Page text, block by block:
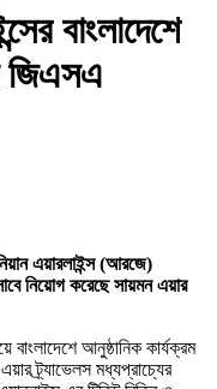
বাংলাদেশে
জিএসএ
এয়ারলাইন্স (আরজে)
নিয়োগ করেছে সায়মন এয়ার
বাংলাদেশে আনুষ্ঠানিক কার্যক্রম
ট্র্যাভেলস মধ্যপ্রাচ্যের